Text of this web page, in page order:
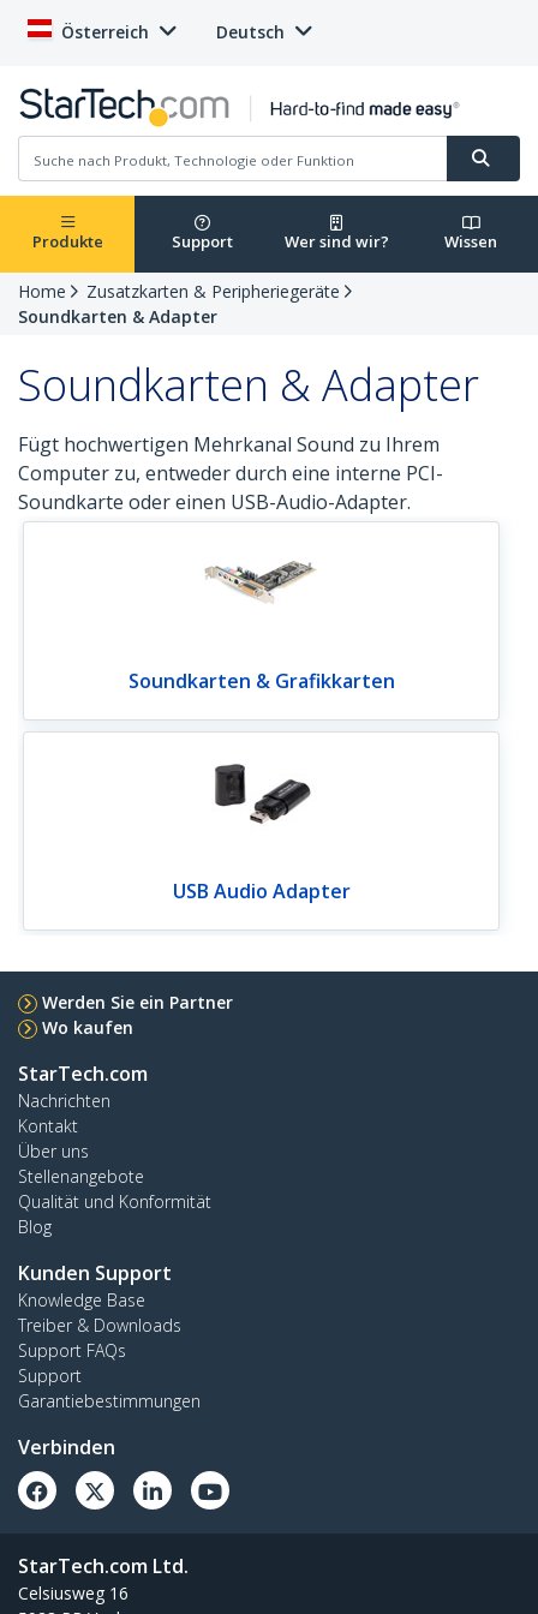
Österreich Deutsch
Produkte Support Wer sind wir? Wissen
Home
Zusatzkarten & Peripheriegeräte
Soundkarten & Adapter
Soundkarten & Adapter
Fügt hochwertigen Mehrkanal Sound zu Ihrem
Computer zu, entweder durch eine interne PCI-
Soundkarte oder einen USB-Audio-Adapter.
Soundkarten & Grafikkarten
USB Audio Adapter
Werden Sie ein Partner
Wo kaufen
StarTech.com
Nachrichten
Kontakt
Über uns
Stellenangebote
Qualität und Konformität
Blog
Kunden Support
Knowledge Base
Treiber & Downloads
Support FAQs
Support
Garantiebestimmungen
Verbinden
StarTech.com Ltd.
Celsiusweg 16